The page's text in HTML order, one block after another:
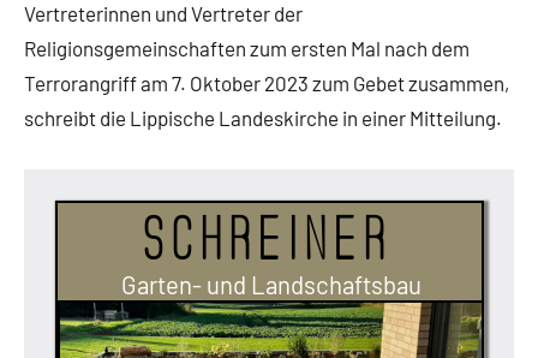
Vertreterinnen und Vertreter der
Religionsgemeinschaften zum ersten Mal nach dem
Terrorangriff am 7. Oktober 2023 zum Gebet zusammen,
schreibt die Lippische Landeskirche in einer Mitteilung.
Schreiner
Garten- und Landschaftsbau